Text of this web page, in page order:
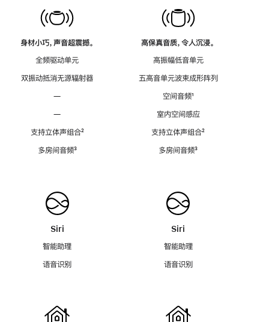
身材小巧，声音超震撼。
全频驱动单元
双振动抵消无源辐射器
—
—
支持立体声组合脚
²
多房间音频脚
³
Siri
智能助理
语音识别
高保真音质，令人沉浸。
高振幅低音单元
五高音单元波束成形阵列
空间音频脚
¹
室内空间感应
支持立体声组合脚
²
多房间音频脚
³
Siri
智能助理
语音识别